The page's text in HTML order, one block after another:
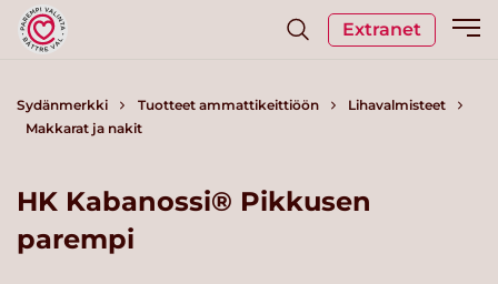
Extranet
Sydänmerkki Tuotteet ammattikeittiöön
Lihavalmisteet
Makkarat ja nakit
HK Kabanossi® Pikkusen
parempi